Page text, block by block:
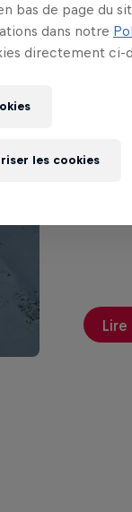
58°
plus
bas de page du
dans notre
directement ci-
les cookies